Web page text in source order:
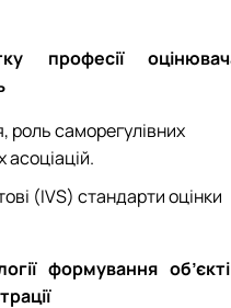
професії
роль саморегулівних
асоціацій.
(IVS) стандарти оцінки
формування